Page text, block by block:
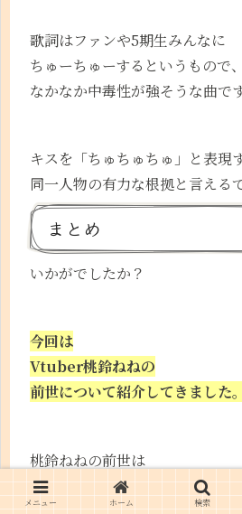
歌詞はファンや5期生みんなに
ちゅーちゅーするというもので、
なかなか中毒性が強そうな曲です
キスを「ちゅちゅちゅ」と表現
同一人物の有力な根拠と言える
まとめ
いかがでしたか？
今回は
Vtuber桃鈴ねねの
前世について紹介してきました。
桃鈴ねねの前世は
フリー声優の馬場なつみさんで
メニュー ホーム 検索